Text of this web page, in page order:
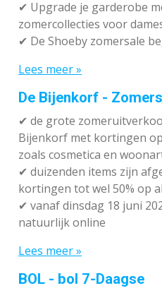
✔ Upgrade je garderobe
zomercollecties voor
✔ De Shoeby zomersale
Lees meer »
De Bijenkorf -
✔ de grote
Bijenkorf met kortingen
zoals cosmetica en
✔ duizenden items zijn
kortingen tot wel 50% op
✔ vanaf dinsdag 18 juni
natuurlijk online
Lees meer »
BOL - bol 7-Daagse